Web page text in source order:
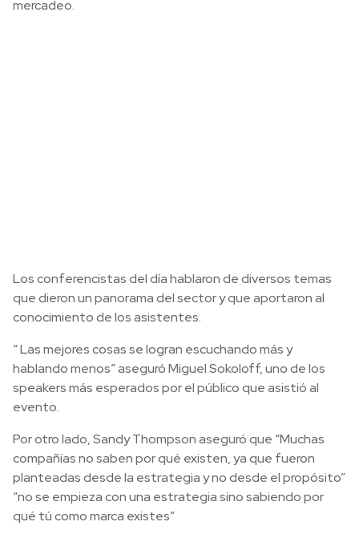
mercadeo.
Los conferencistas del día hablaron de diversos temas
que dieron un panorama del sector y que aportaron al
conocimiento de los asistentes.
“ Las mejores cosas se logran escuchando más y
hablando menos” aseguró Miguel Sokoloff, uno de los
speakers más esperados por el público que asistió al
evento.
Por otro lado, Sandy Thompson aseguró que “Muchas
compañías no saben por qué existen, ya que fueron
planteadas desde la estrategia y no desde el propósito”
“no se empieza con una estrategia sino sabiendo por
qué tú como marca existes”